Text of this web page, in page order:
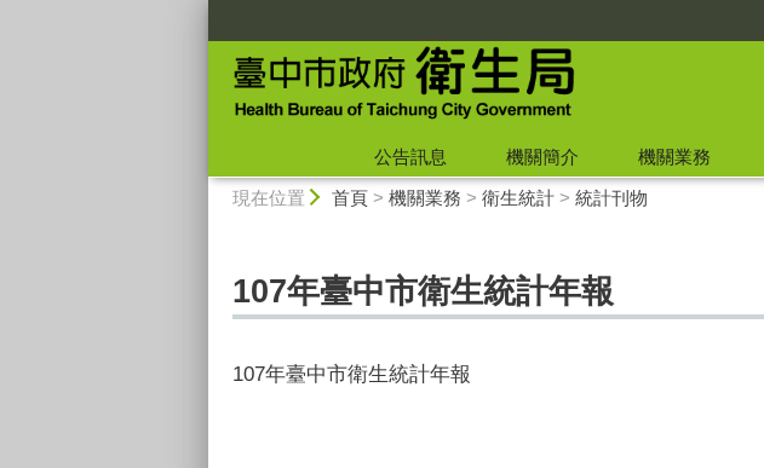
公告訊息 機關簡介 機關業務
現在位置 首頁> 機關業務 > 衛生統計> 統計刊物
107年臺中市衛生統計年報
107年臺中市衛生統計年報